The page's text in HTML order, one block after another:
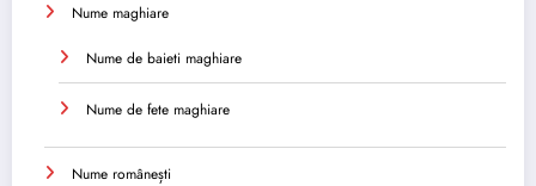
Nume maghiare
Nume de baieti maghiare
Nume de fete maghiare
Nume românești